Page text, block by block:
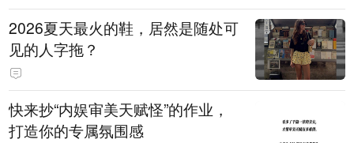
2026夏天最火的鞋，居然是随处可
见的人字拖？
快来抄“内娱审美天赋怪”的作业，
打造你的专属氛围感